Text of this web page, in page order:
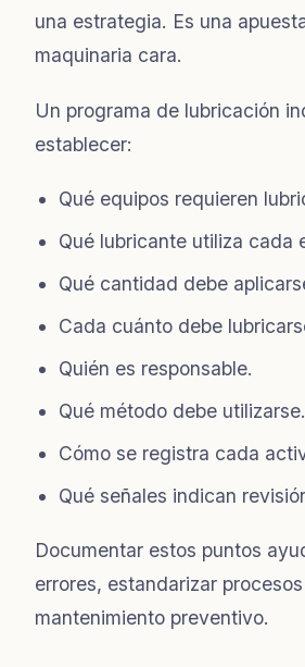
una estrategia. Es una
maquinaria cara.
Un programa de lubricación
establecer:
Qué equipos requieren
Qué lubricante utiliza cada
Qué cantidad debe
Cada cuánto debe
Quién es responsable.
Qué método debe utilizarse.
Cómo se registra cada
Qué señales indican
Documentar estos puntos
errores, estandarizar
mantenimiento preventivo.